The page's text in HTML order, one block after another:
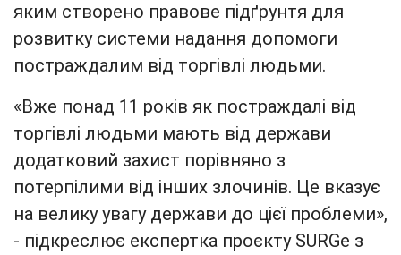
яким створено правове підґрунтя для
розвитку системи надання допомоги
постраждалим від торгівлі людьми.
«Вже понад 11 років як постраждалі від
торгівлі людьми мають від держави
додатковий захист порівняно з
потерпілими від інших злочинів. Це вказує
на велику увагу держави до цієї проблеми»,
- підкреслює експертка проєкту SURGe з